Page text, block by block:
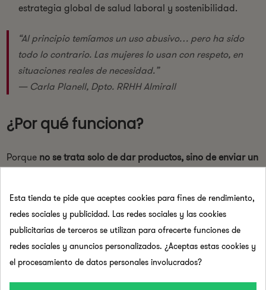
estrategia global de salud laboral y sostenibilidad.
“Al principio temíamos un uso abusivo… pero ha sido
todo lo contrario. Las mujeres lo usan con respeto, en
situaciones reales de necesidad.”
— Carla Planell, Dpto. RRHH Almirall
¿Por qué funciona?
Porque no se trata solo de dar productos, sino de enviar un
mensaje:
cuidamos de verdad.”
Y eso se nota en:
Elorgullo de pertenenciadel equipo.
Esta tienda te pide que aceptes cookies para fines de rendimiento,
redes sociales y publicidad. Las redes sociales y las cookies
publicitarias de terceros se utilizan para ofrecerte funciones de
redes sociales y anuncios personalizados. ¿Aceptas estas cookies y
el procesamiento de datos personales involucrados?